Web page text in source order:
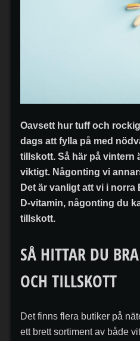
Oavsett hur tuff och
dags att fylla på med
tillskott. Så här på vintern
viktigt. Någonting vi
Det är vanligt att vi i
D-vitamin, någonting du
tillskott.
SÅ HITTAR DU
OCH TILLSKOTT
Det finns flera butiker på
ett brett sortiment av både